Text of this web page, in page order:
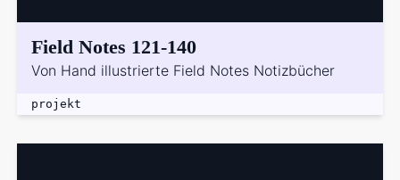
Field Notes 121-140
Von Hand illustrierte Field Notes Notizbücher
projekt